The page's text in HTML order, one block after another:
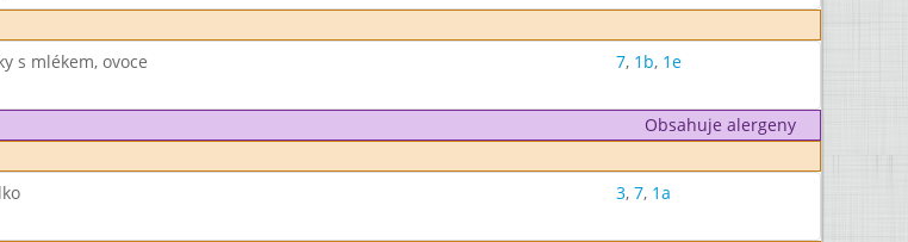
s mlékem, ovoce 7, 1b, 1e
Obsahuje alergeny
3, 7, 1a